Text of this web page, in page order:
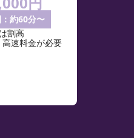
約60分〜
割高
速料金が必要